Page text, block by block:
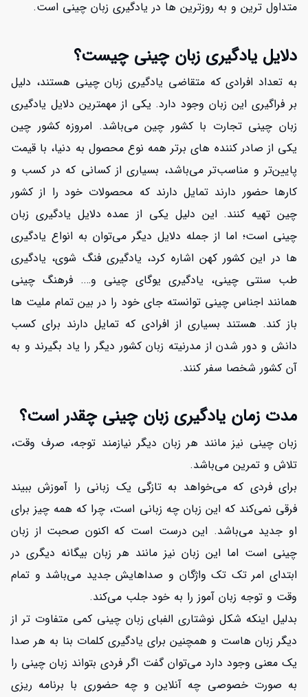
متداول ترین و به روزترین ها در یادگیری زبان چینی است.
دلایل یادگیری زبان چینی چیست؟
به تعداد افرادی که متقاضی یادگیری زبان چینی هستند، دلیل
بر فراگیری این زبان وجود دارد. یکی از مهمترین دلایل یادگیری
زبان چینی تجارت با کشور چین می‌باشد. امروزه کشور چین
یکی از صادر کننده های برتر همه نوع محصول به دنیا، با قیمت
پایین‌تر و مناسب‌تر می‌باشد، بسیاری از کسانی که در کسب و
کارها حضور دارند تمایل دارند که محصولات خود را از کشور
چین تهیه کنند. این دلیل یکی از عمده دلایل یادگیری زبان
چینی است؛ اما از جمله دلایل دیگر می‌توان به انواع یادگیری
ها در این کشور کهن اشاره کرد، یادگیری فنگ شوی، یادگیری
طب سنتی چینی، یادگیری یوگای چینی و…. فرهنگ چینی
همانند اجناس چینی توانسته جای خود را در بین تمام ملیت ها
باز کند. هستند بسیاری از افرادی که تمایل دارند برای کسب
دانش و دور شدن از مدرنیته زبان کشور دیگر را یاد بگیرند و به
آن کشور شخصا سفر کنند.
مدت زمان یادگیری زبان چینی چقدر است؟
زبان چینی نیز مانند هر زبان دیگر نیازمند توجه، صرف وقت،
تلاش و تمرین می‌باشد.
برای فردی که می‌خواهد به تازگی یک زبانی را آموزش ببیند
فرقی نمی‌کند که این زبان چه زبانی است، چرا که همه چیز برای
او جدید می‌باشد. این درست است که اکنون صحبت از زبان
چینی است اما این زبان نیز مانند هر زبان بیگانه دیگری در
ابتدای امر تک تک واژگان و صداهایش جدید می‌باشد و تمام
وقت و توجه زبان آموز را به خود جلب می‌کند.
بدلیل اینکه شکل نوشتاری الفبای زبان چینی کمی متفاوت تر از
دیگر زبان هاست و همچنین برای یادگیری کلمات بنا به هر صدا
یک معنی وجود دارد می‌توان گفت اگر فردی بتواند زبان چینی را
به صورت خصوصی چه آنلاین و چه حضوری با برنامه ریزی
افزایش اعتبار